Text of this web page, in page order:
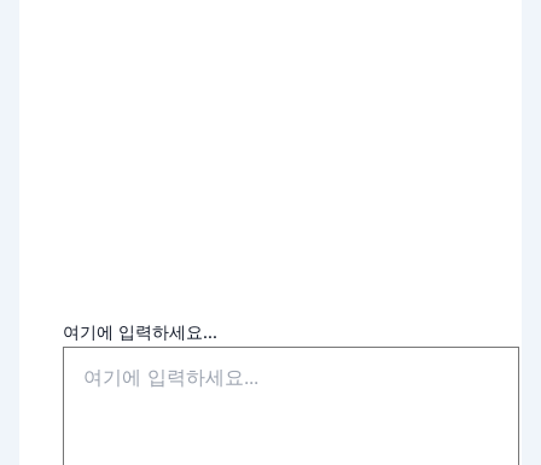
여기에 입력하세요...